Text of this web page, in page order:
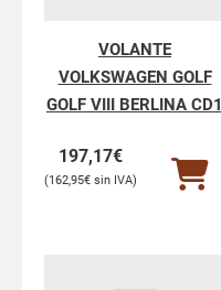
VOLANTE
VOLKSWAGEN GOLF
GOLF VIII BERLINA CD1
197,17€
162,95€